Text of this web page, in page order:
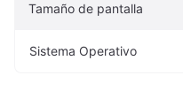
Tamaño de pantalla
Sistema Operativo